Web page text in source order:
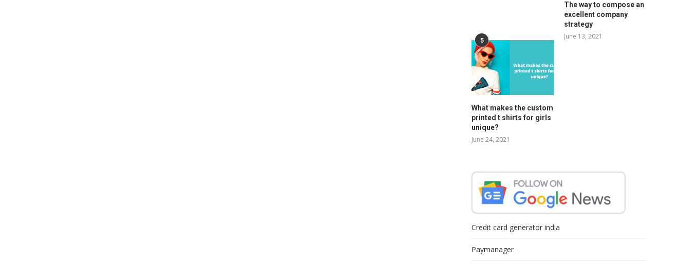
The way to compose an
excellent company
strategy
June 13, 2021
5
What makes the custom
printed t shirts for girls
unique?
June 24, 2021
Credit card generator india
Paymanager